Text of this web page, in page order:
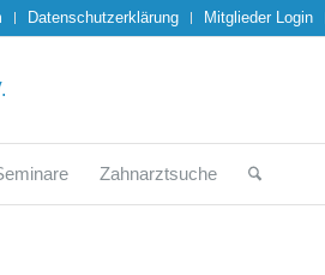
Datenschutzerklärung Mitglieder Login
Zahnarztsuche